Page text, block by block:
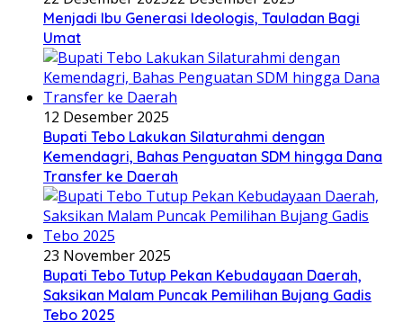
Menjadi Ibu Generasi Ideologis, Tauladan Bagi
Umat
12 Desember 2025
Bupati Tebo Lakukan Silaturahmi dengan
Kemendagri, Bahas Penguatan SDM hingga Dana
Transfer ke Daerah
23 November 2025
Bupati Tebo Tutup Pekan Kebudayaan Daerah,
Saksikan Malam Puncak Pemilihan Bujang Gadis
Tebo 2025